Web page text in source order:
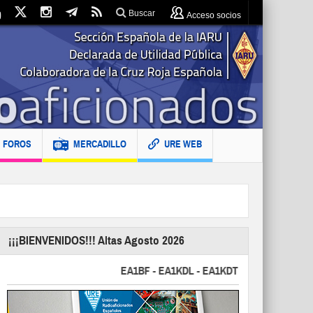
Buscar Acceso socios
FOROS MERCADILLO URE WEB
¡¡¡BIENVENIDOS!!! Altas Agosto 2026
EA1BF - EA1KDL - EA1KDT - EA2FBJ - EA2FJU